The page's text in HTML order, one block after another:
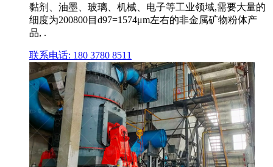
黏剂、油墨、玻璃、机械、电子等工业领域,需要大量的
细度为200800目d97=1574μm左右的非金属矿物粉体产
品, .
联系电话: 180 3780 8511